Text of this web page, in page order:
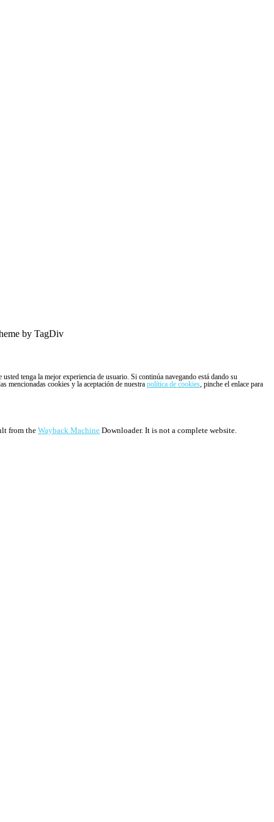
by TagDiv
tenga la mejor experiencia de usuario. Si continúa navegando está dando su
mencionadas cookies y la aceptación de nuestra política de cookies, pinche el enlace para
from the Wayback Machine Downloader. It is not a complete website.